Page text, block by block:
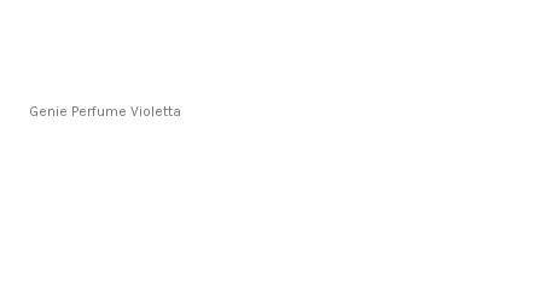
Genie Perfume Violetta